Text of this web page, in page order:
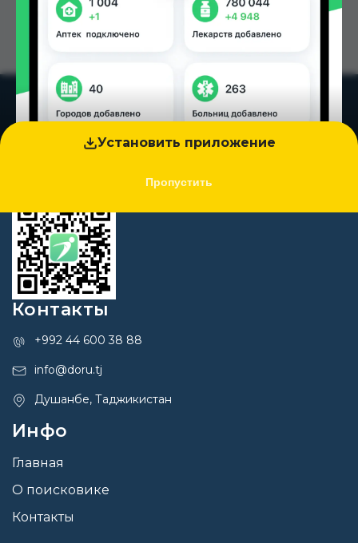
Установить приложение
Пропустить
Контакты
+992 44 600 38 88
info@doru.tj
Душанбе, Таджикистан
Инфо
Главная
О поисковике
Контакты